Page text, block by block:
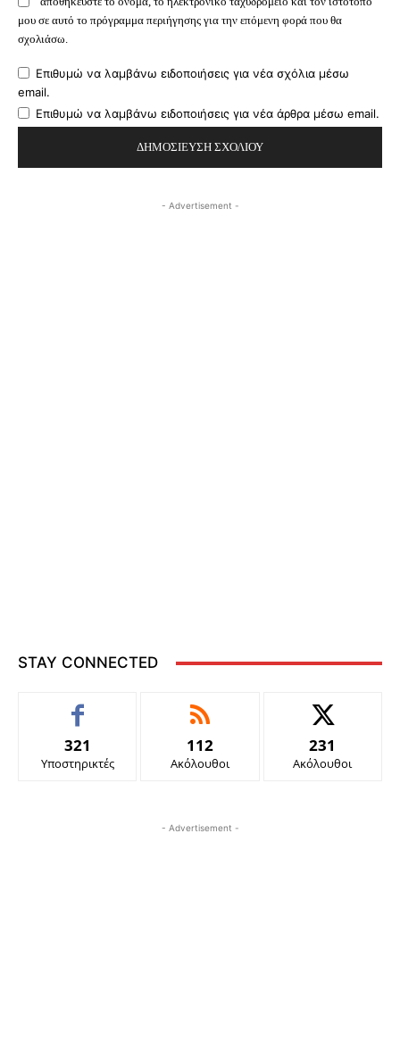
μου σε αυτό το πρόγραμμα περιήγησης για την επόμενη φορά που θα
σχολιάσω.
Επιθυμώ να λαμβάνω ειδοποιήσεις για νέα σχόλια μέσω
email.
Επιθυμώ να λαμβάνω ειδοποιήσεις για νέα άρθρα μέσω email.
- Advertisement -
STAY CONNECTED
321
Υποστηρικτές
112
Ακόλουθοι
231
Ακόλουθοι
- Advertisement -